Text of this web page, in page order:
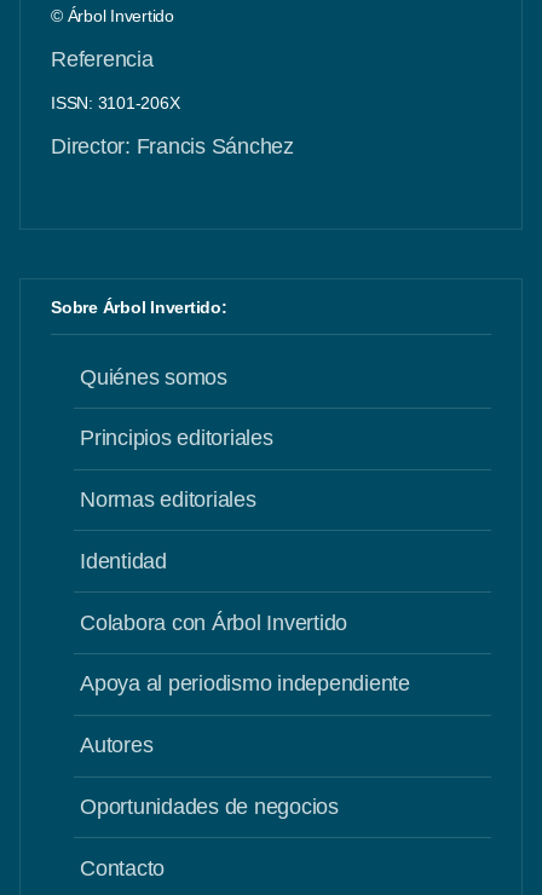
© Árbol Invertido
Referencia
ISSN: 3101-206X
Director: Francis Sánchez
Sobre Árbol Invertido:
Quiénes somos
Principios editoriales
Normas editoriales
Identidad
Colabora con Árbol Invertido
Apoya al periodismo independiente
Autores
Oportunidades de negocios
Contacto